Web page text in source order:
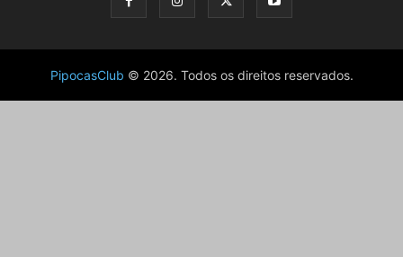
PipocasClub © 2026. Todos os direitos reservados.